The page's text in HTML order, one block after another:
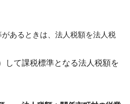
あるときは、法人税額を法人税
して課税標準となる法人税額を